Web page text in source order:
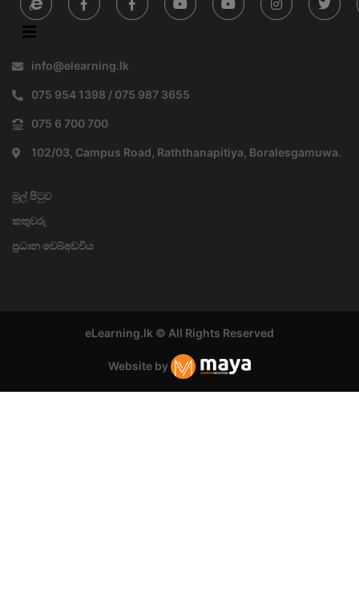
info@elearning.lk
075 954 1398 / 075 987 3655
075 6 700 700
102/03, Campus Road, Raththanapitiya, Boralesgamuwa.
මුල් පිටුව
කතුවරු
ප්‍රධාන වෙබ්අඩවිය
eLearning.lk © All Rights Reserved
Website by